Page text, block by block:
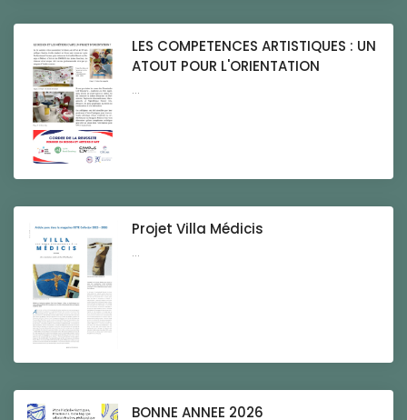
LES COMPETENCES ARTISTIQUES : UN
ATOUT POUR L'ORIENTATION
...
Projet Villa Médicis
...
BONNE ANNEE 2026